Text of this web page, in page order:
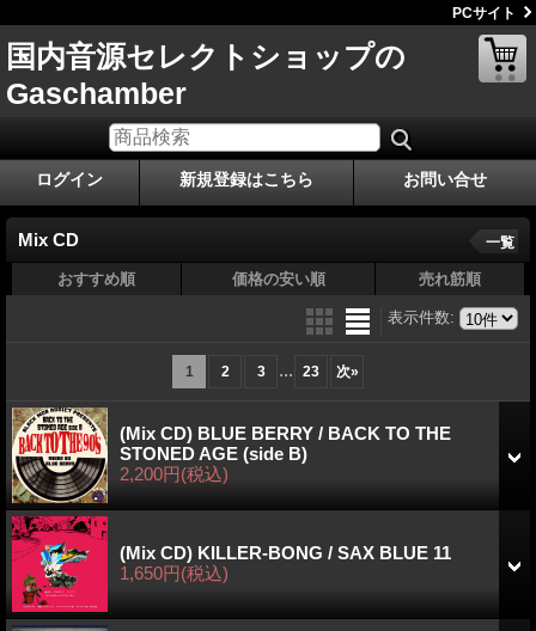
PCサイト
国内音源セレクトショップの
Gaschamber
ログイン 新規登録はこちら お問い合せ
Mix CD 一覧
おすすめ順 価格の安い順 売れ筋順
表示件数:
1 2 3 ... 23 次»
(Mix CD) BLUE BERRY / BACK TO THE
STONED AGE (side B)
2,200円(税込)
(Mix CD) KILLER-BONG / SAX BLUE 11
1,650円(税込)